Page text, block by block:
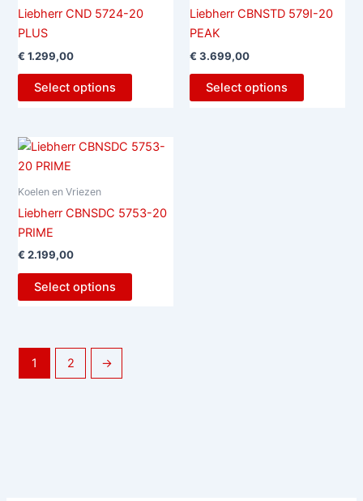
Liebherr CND 5724-20
PLUS
€ 1.299,00
Select options
Liebherr CBNSTD 579I-20
PEAK
€ 3.699,00
Select options
Koelen en Vriezen
Liebherr CBNSDC 5753-20
PRIME
€ 2.199,00
Select options
1 2 →